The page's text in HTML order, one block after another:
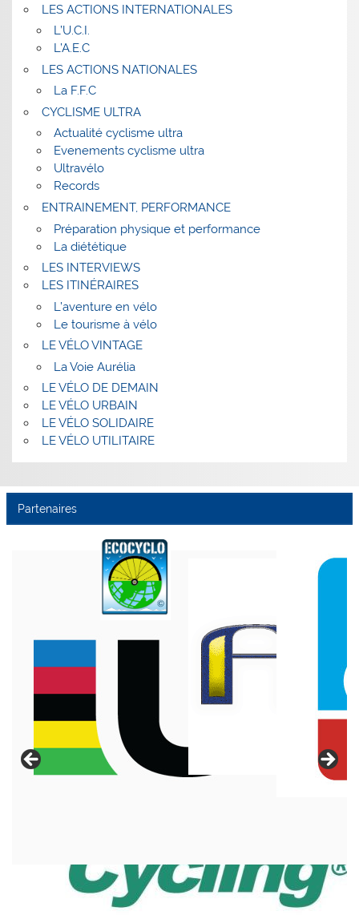
LES ACTIONS INTERNATIONALES
L’U.C.I.
L’A.E.C
LES ACTIONS NATIONALES
La F.F.C
CYCLISME ULTRA
Actualité cyclisme ultra
Evenements cyclisme ultra
Ultravélo
Records
ENTRAINEMENT, PERFORMANCE
Préparation physique et performance
La diététique
LES INTERVIEWS
LES ITINÉRAIRES
L’aventure en vélo
Le tourisme à vélo
LE VÉLO VINTAGE
La Voie Aurélia
LE VÉLO DE DEMAIN
LE VÉLO URBAIN
LE VÉLO SOLIDAIRE
LE VÉLO UTILITAIRE
Partenaires